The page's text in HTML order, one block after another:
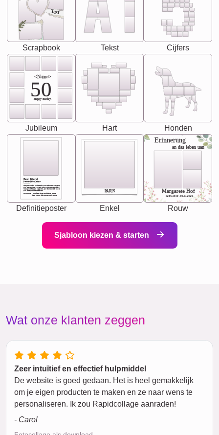
Text
Scrapbook Tekst Cijfers
<Name>
50
-Happy Birday-
Jubileum Hart Honden
Best Friend
[<NAME>] Noun, feminie
Synonyms: Soulmate, closet confidante, sister at
heart person, life partner in adventure.
The person who understands you without explanation
you accepts just as you are. She's your partner in life's,
chaos your biggest supporter, and the one with whom
you share your best memories.
Definitieposter
PARIS
Enkel
Erinnerung
an das leben uan
Margarete Hof
02.05.1940 - 08.04.2021
Rouw
Sjabloon kiezen & starten
Wat onze klanten zeggen
Zeer intuïtief en effectief hulpmiddel
De website is goed gedaan. Het is heel gemakkelijk
om je eigen producten te maken en ze naar wens te
personaliseren. Ik zou Rapidcollage aanraden!
- Carol